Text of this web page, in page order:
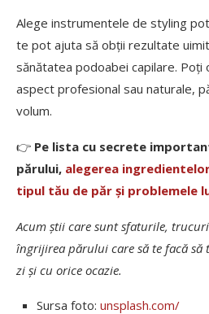
Alege instrumentele de styling
te pot ajuta să obții rezultate
sănătatea podoabei capilare.
aspect profesional sau naturale,
volum.
👉 Pe lista cu secrete
părului, alegerea
tipul tău de păr și problemele
Acum știi care sunt sfaturile,
îngrijirea părului care să te facă să
zi și cu orice ocazie.
Sursa foto: unsplash.com/